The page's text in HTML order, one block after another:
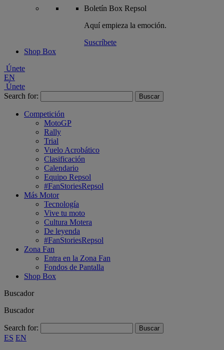
Boletín Box Repsol
Aquí empieza la emoción.
Suscríbete
Shop Box
Únete
EN
Únete
Search for:
Competición
MotoGP
Rally
Trial
Vuelo Acrobático
Clasificación
Calendario
Equipo Repsol
#FanStoriesRepsol
Más Motor
Tecnología
Vive tu moto
Cultura Motera
De leyenda
#FanStoriesRepsol
Zona Fan
Entra en la Zona Fan
Fondos de Pantalla
Shop Box
Buscador
Buscador
Search for:
ES EN